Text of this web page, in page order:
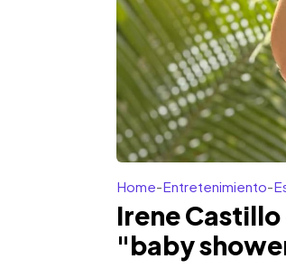
Home-Entretenimiento-
Irene
"baby